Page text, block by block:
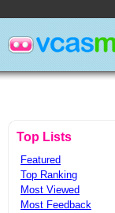
Top Lists
Featured
Top Ranking
Most Viewed
Most Feedback